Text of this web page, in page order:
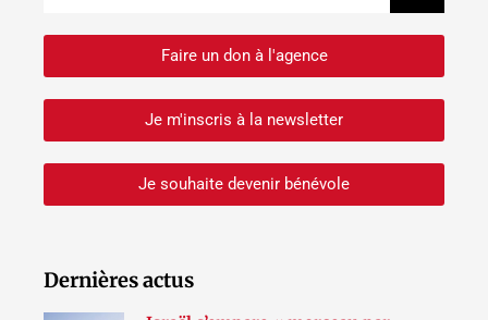
Faire un don à l'agence
Je m'inscris à la newsletter
Je souhaite devenir bénévole
Dernières actus